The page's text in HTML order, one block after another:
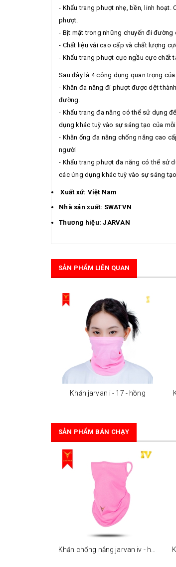
- Khẩu trang phượt nhẹ, bền, linh
phượt.
- Bịt mặt trong những chuyến đi
- Chất liệu vải cao cấp và chất lượng
- Khẩu trang phượt cực ngầu cực chất
Sau đây là 4 công dụng quan trọng
- Khăn đa năng đi phượt được dệt
đường.
- Khẩu trang đa năng có thể sử dụng
dụng khác tuỳ vào sự sáng tạo của
- Khăn ống đa năng chống nắng cao
người
- Khẩu trang phượt đa năng có thể sử
các ứng dụng khác tuỳ vào sự sáng
Xuất xứ: Việt Nam
Nhà sản xuất: SWATVN
Thương hiệu: JARVAN
SẢN PHẨM LIÊN QUAN
Khăn jarvan i - 17 - hồng
SẢN PHẨM BÁN CHẠY